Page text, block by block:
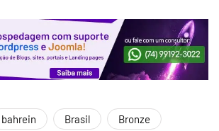
bahrein Brasil
Bronze